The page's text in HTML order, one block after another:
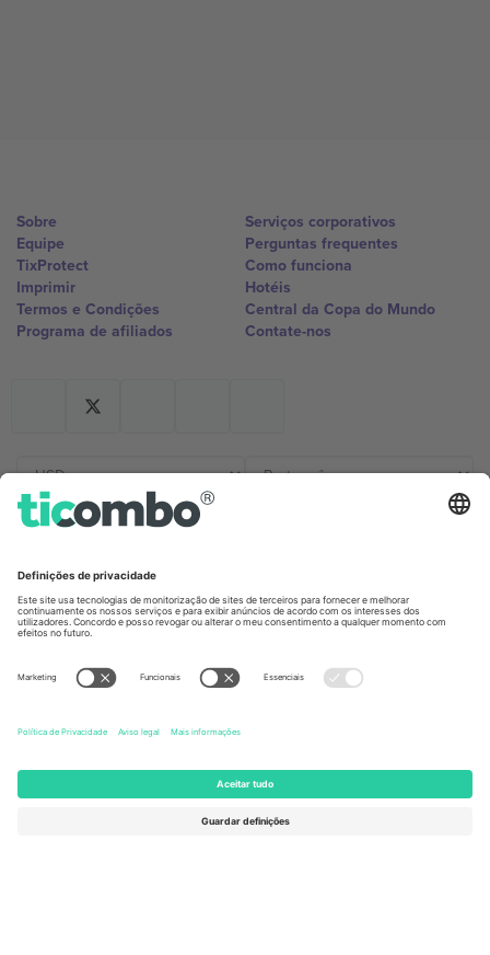
Sobre
Equipe
TixProtect
Imprimir
Termos e Condições
Programa de afiliados
Serviços corporativos
Perguntas frequentes
Como funciona
Hotéis
Central da Copa do Mundo
Contate-nos
Germany
Unter den Linden 24, 10117
United Kingdom
167 City Road, London, Greater
Kingdom
United States
Newark, Delaware 19713, United
States
Engelberg, Switzerland